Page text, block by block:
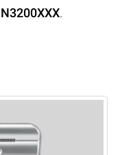
N3200XXX.